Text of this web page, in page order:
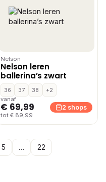
Nelson
Nelson leren
ballerina’s zwart
36 37 38
+2
vanaf
€ 69,99
tot € 89,99
2 shops
5 … 22